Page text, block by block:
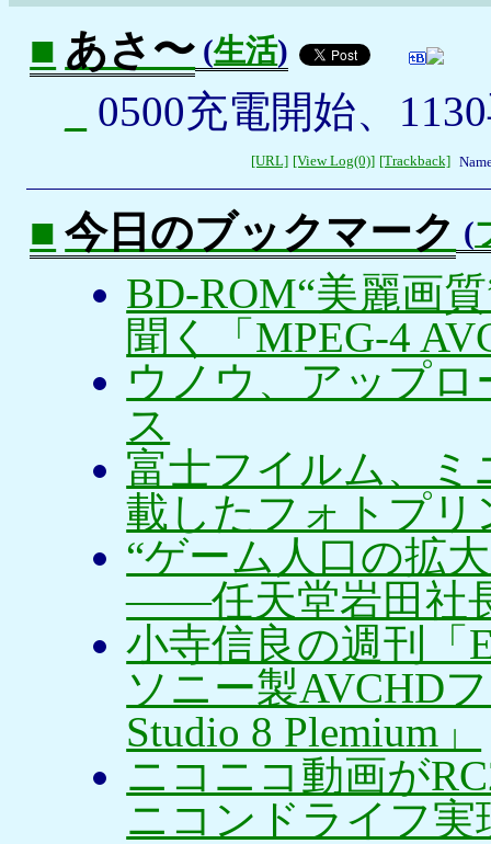
■ あさ〜 (生活)
0500充電開始、
[URL] [View Log(0)] [Trackback]
■ 今日のブックマーク (
BD-ROM“美麗画
聞く「MPEG-4
ウノウ、アップ
ス
富士フイルム、ミ
載したフォトプリ
“ゲーム人口の拡
——任天堂岩田社
小寺信良の週刊「
ソニー製AVCHD
Studio 8 Plemium」
ニコニコ動画が
ニコンドライフ実